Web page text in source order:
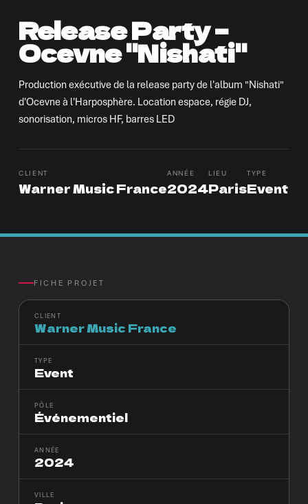
Release Party –
Ocevne "Nishati"
Production exécutive de la release party de l'album "Nishati"
d'Ocevne à l'Harposphère. Location espace, régie DJ,
sonorisation, micros HF, barres LED
CLIENT
Warner Music France
ANNÉE
2024
LIEU
Paris
TYPE
Event
FICHE PROJET
CLIENT
Warner Music France
TYPE
Event
PÔLE
Événementiel
ANNÉE
2024
VILLE